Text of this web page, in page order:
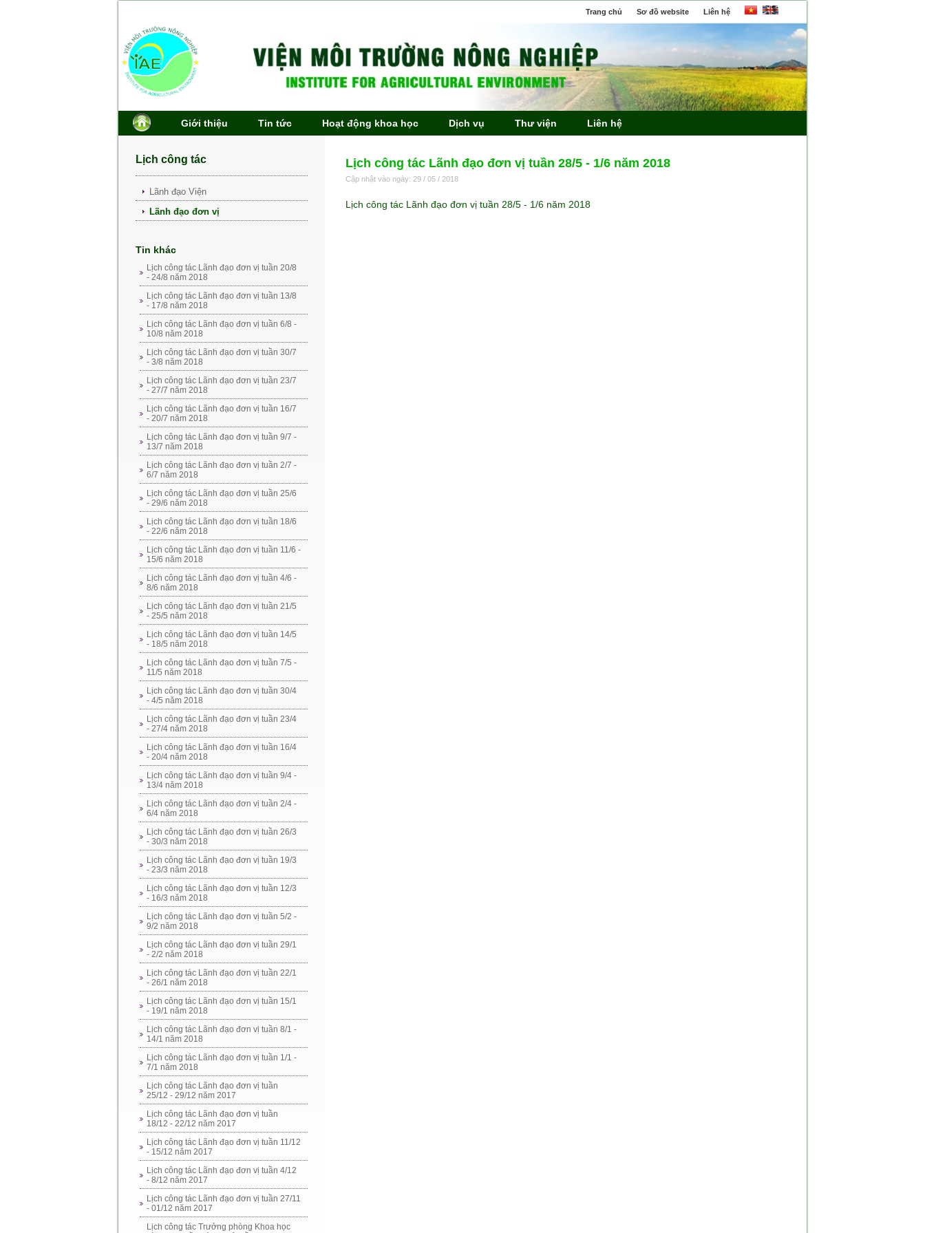
Trang chủ Sơ đồ website Liên hệ
Giới thiệu Tin tức Hoạt động khoa học Dịch vụ Thư viện Liên hệ
Lịch công tác
Lãnh đạo Viện
Lãnh đạo đơn vị
Tin khác
Lịch công tác Lãnh đạo đơn vị tuần 20/8
- 24/8 năm 2018
Lịch công tác Lãnh đạo đơn vị tuần 13/8
- 17/8 năm 2018
Lịch công tác Lãnh đạo đơn vị tuần 6/8 -
10/8 năm 2018
Lịch công tác Lãnh đạo đơn vị tuần 30/7
- 3/8 năm 2018
Lịch công tác Lãnh đạo đơn vị tuần 23/7
- 27/7 năm 2018
Lịch công tác Lãnh đạo đơn vị tuần 16/7
- 20/7 năm 2018
Lịch công tác Lãnh đạo đơn vị tuần 9/7 -
13/7 năm 2018
Lịch công tác Lãnh đạo đơn vị tuần 2/7 -
6/7 năm 2018
Lịch công tác Lãnh đạo đơn vị tuần 25/6
- 29/6 năm 2018
Lịch công tác Lãnh đạo đơn vị tuần 18/6
- 22/6 năm 2018
Lịch công tác Lãnh đạo đơn vị tuần 11/6 -
15/6 năm 2018
Lịch công tác Lãnh đạo đơn vị tuần 4/6 -
8/6 năm 2018
Lịch công tác Lãnh đạo đơn vị tuần 21/5
- 25/5 năm 2018
Lịch công tác Lãnh đạo đơn vị tuần 14/5
- 18/5 năm 2018
Lịch công tác Lãnh đạo đơn vị tuần 7/5 -
11/5 năm 2018
Lịch công tác Lãnh đạo đơn vị tuần 30/4
- 4/5 năm 2018
Lịch công tác Lãnh đạo đơn vị tuần 23/4
- 27/4 năm 2018
Lịch công tác Lãnh đạo đơn vị tuần 16/4
- 20/4 năm 2018
Lịch công tác Lãnh đạo đơn vị tuần 9/4 -
13/4 năm 2018
Lịch công tác Lãnh đạo đơn vị tuần 2/4 -
6/4 năm 2018
Lịch công tác Lãnh đạo đơn vị tuần 26/3
- 30/3 năm 2018
Lịch công tác Lãnh đạo đơn vị tuần 19/3
- 23/3 năm 2018
Lịch công tác Lãnh đạo đơn vị tuần 12/3
- 16/3 năm 2018
Lịch công tác Lãnh đạo đơn vị tuần 5/2 -
9/2 năm 2018
Lịch công tác Lãnh đạo đơn vị tuần 29/1
- 2/2 năm 2018
Lịch công tác Lãnh đạo đơn vị tuần 22/1
- 26/1 năm 2018
Lịch công tác Lãnh đạo đơn vị tuần 15/1
- 19/1 năm 2018
Lịch công tác Lãnh đạo đơn vị tuần 8/1 -
14/1 năm 2018
Lịch công tác Lãnh đạo đơn vị tuần 1/1 -
7/1 năm 2018
Lịch công tác Lãnh đạo đơn vị tuần
25/12 - 29/12 năm 2017
Lịch công tác Lãnh đạo đơn vị tuần
18/12 - 22/12 năm 2017
Lịch công tác Lãnh đạo đơn vị tuần 11/12
- 15/12 năm 2017
Lịch công tác Lãnh đạo đơn vị tuần 4/12
- 8/12 năm 2017
Lịch công tác Lãnh đạo đơn vị tuần 27/11
- 01/12 năm 2017
Lịch công tác Trưởng phòng Khoa học
Lịch công tác Lãnh đạo đơn vị tuần 28/5 - 1/6 năm 2018
Cập nhật vào ngày: 29 / 05 / 2018
Lịch công tác Lãnh đạo đơn vị tuần 28/5 - 1/6 năm 2018